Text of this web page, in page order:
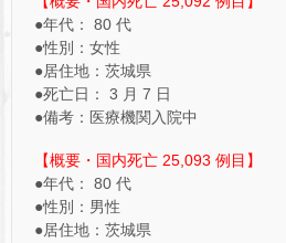
●年代： 80 代
●性別：女性
●居住地：茨城県
●死亡日： 3 月 7 日
●備考：医療機関入院中
【概要・国内死亡 25,093 例目】
●年代： 80 代
●性別：男性
●居住地：茨城県